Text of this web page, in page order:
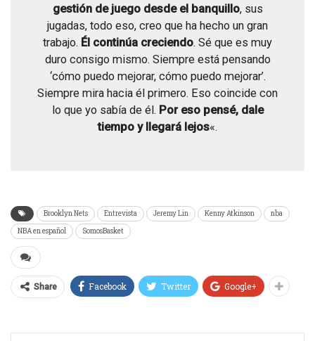
gestión de juego desde el banquillo, sus
jugadas, todo eso, creo que ha hecho un gran
trabajo. Él continúa creciendo. Sé que es muy
duro consigo mismo. Siempre está pensando
‘cómo puedo mejorar, cómo puedo mejorar’.
Siempre mira hacia él primero. Eso coincide con
lo que yo sabía de él. Por eso pensé, dale
tiempo y llegará lejos«.
Brooklyn Nets Entrevista Jeremy Lin Kenny Atkinson
nba
NBA en español
SomosBasket
Share Facebook Twitter Google+